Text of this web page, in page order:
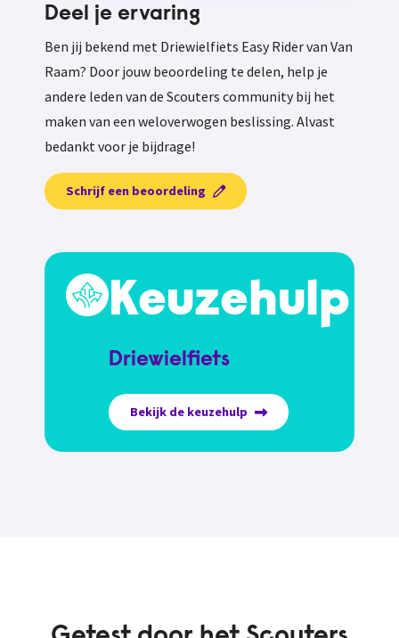
Deel je ervaring
Ben jij bekend met Driewielfiets Easy Rider van Van
Raam? Door jouw beoordeling te delen, help je
andere leden van de Scouters community bij het
maken van een weloverwogen beslissing. Alvast
bedankt voor je bijdrage!
Schrijf een beoordeling
Keuzehulp
Driewielfiets
Bekijk de keuzehulp